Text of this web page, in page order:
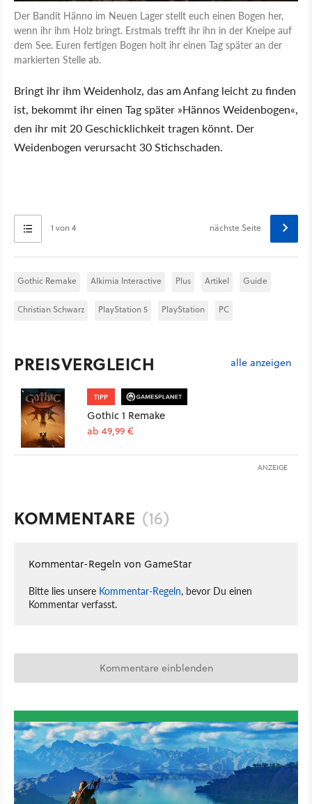
Der Bandit Hänno im Neuen Lager stellt euch einen Bogen her,
wenn ihr ihm Holz bringt. Erstmals trefft ihr ihn in der Kneipe auf
dem See. Euren fertigen Bogen holt ihr einen Tag später an der
markierten Stelle ab.
Bringt ihr ihm Weidenholz, das am Anfang leicht zu finden
ist, bekommt ihr einen Tag später »Hännos Weidenbogen«,
den ihr mit 20 Geschicklichkeit tragen könnt. Der
Weidenbogen verursacht 30 Stichschaden.
1 von 4 nächste Seite
Gothic Remake Alkimia Interactive Plus Artikel Guide
Christian Schwarz PlayStation 5 PlayStation PC
PREISVERGLEICH alle anzeigen
TIPP
Gothic 1 Remake
ab 49,99 €
ANZEIGE
KOMMENTARE (16)
Kommentar-Regeln von GameStar
Bitte lies unsere Kommentar-Regeln, bevor Du einen
Kommentar verfasst.
Kommentare einblenden